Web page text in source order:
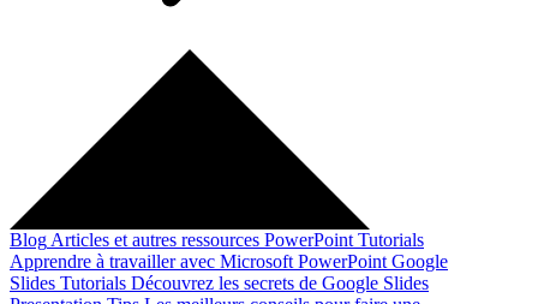
Blog Articles et autres ressources PowerPoint Tutorials
Apprendre à travailler avec Microsoft PowerPoint Google
Slides Tutorials Découvrez les secrets de Google Slides